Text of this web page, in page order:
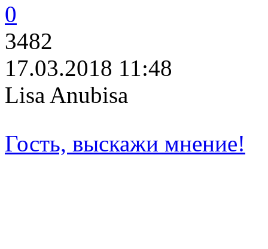
0
3482
17.03.2018 11:48
Lisa Anubisa
Гость, выскажи мнение!